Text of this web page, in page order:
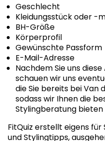
Geschlecht
Kleidungsstück oder -
BH-Größe
Körperprofil
Gewünschte Passform
E-Mail-Adresse
Nachdem Sie uns
schauen wir uns
die Sie bereits bei Van
sodass wir Ihnen die
Stylingberatung bieten
FitQuiz erstellt eigens
und Stylingtipps,